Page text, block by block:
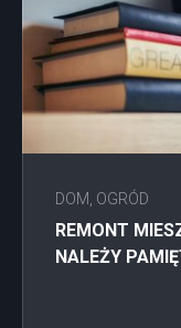
DOM, OGRÓD
REMONT
NALEŻY